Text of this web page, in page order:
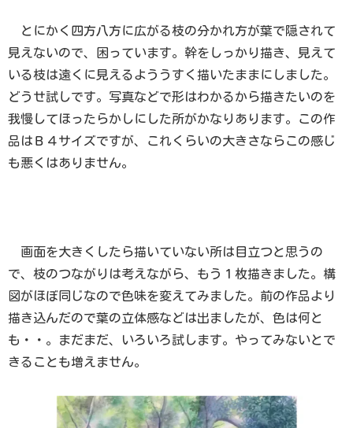
とにかく四方八方に広がる枝の分かれ方が葉で隠されて
見えないので、困っています。幹をしっかり描き、見えて
いる枝は遠くに見えるよううすく描いたままにしました。
どうせ試しです。写真などで形はわかるから描きたいのを
我慢してほったらかしにした所がかなりあります。この作
品はＢ４サイズですが、これくらいの大きさならこの感じ
も悪くはありません。
画面を大きくしたら描いていない所は目立つと思うの
で、枝のつながりは考えながら、もう１枚描きました。構
図がほぼ同じなので色味を変えてみました。前の作品より
描き込んだので葉の立体感などは出ましたが、色は何と
も・・。まだまだ、いろいろ試します。やってみないとで
きることも増えません。